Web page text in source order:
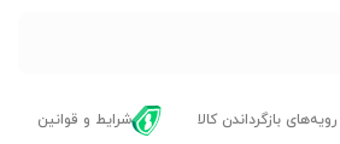
رویه‌های بازگرداندن کالا شرایط و قوانین